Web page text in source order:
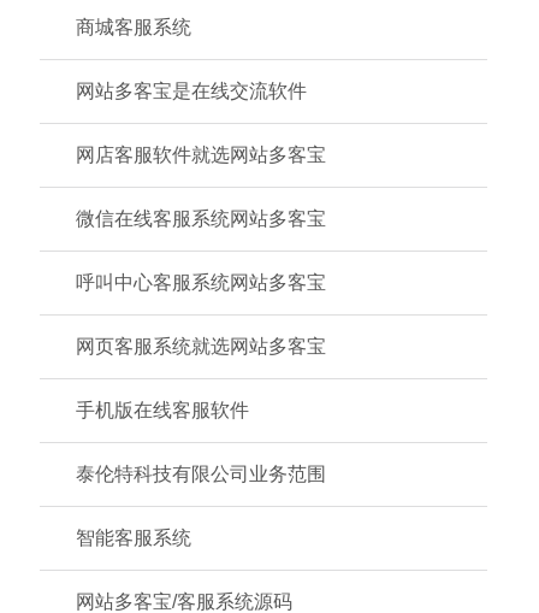
商城客服系统
网站多客宝是在线交流软件
网店客服软件就选网站多客宝
微信在线客服系统网站多客宝
呼叫中心客服系统网站多客宝
网页客服系统就选网站多客宝
手机版在线客服软件
泰伦特科技有限公司业务范围
智能客服系统
网站多客宝/客服系统源码